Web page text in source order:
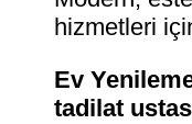
hizmetleri
Ev
tadilat